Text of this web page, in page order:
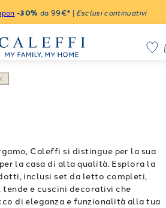
-30% da 99€* | Esclusi continuativi
Caleffi si distingue per la sua
la casa di alta qualità. Esplora la
inclusi set da letto completi,
e cuscini decorativi che
di eleganza e funzionalità alla tua